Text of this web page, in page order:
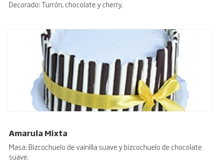
Decorado: Turrón, chocolate y cherry.
Amarula Mixta
Masa: Bizcochuelo de vainilla suave y bizcochuelo de chocolate
suave.